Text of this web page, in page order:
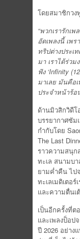
โดยสมาชิกวง
“พวกเรารักเ
อัดเพลงนี้ เพ
ทริปต่างประเ
มา เราได้ร่วม
ฟัง ‘Infinity
มาเลย มันคือ
ประจำหน้าร้อ
ด้านมิวสิกวิดีโ
บรรยากาศซัม
กำกับโดย
The Last
ราวความสนุก
ทะเล สนามบ
ยามค่ำคืน ไป
ทะเลเมดิเตอ
และความตื่นเ
เป็นอีกครั้งที่ต
และเพลงป็อป
ปี 2026 อย่าง